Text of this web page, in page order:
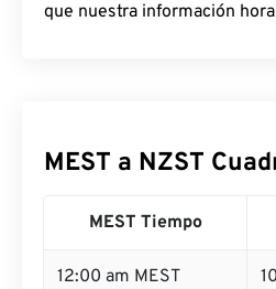
que nuestra información
MEST a NZST
MEST Tiempo
12:00 am MEST